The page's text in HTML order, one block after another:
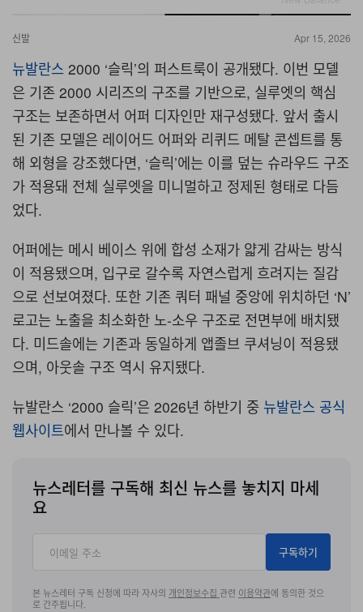
신발 Apr 15, 2026
뉴발란스 2000 ‘슬릭’의 퍼스트룩이 공개됐다. 이번 모델
은 기존 2000 시리즈의 구조를 기반으로, 실루엣의 핵심
구조는 보존하면서 어퍼 디자인만 재구성됐다. 앞서 출시
된 기존 모델은 레이어드 어퍼와 리퀴드 메탈 콘셉트를 통
해 외형을 강조했다면, ‘슬릭’에는 이를 덮는 슈라우드 구조
가 적용돼 전체 실루엣을 미니멀하고 정제된 형태로 다듬
었다.
어퍼에는 메시 베이스 위에 합성 소재가 얇게 감싸는 방식
이 적용됐으며, 입구로 갈수록 자연스럽게 흐려지는 질감
으로 선보여졌다. 또한 기존 쿼터 패널 중앙에 위치하던 ‘N’
로고는 노출을 최소화한 노-소우 구조로 전면부에 배치됐
다. 미드솔에는 기존과 동일하게 앱졸브 쿠셔닝이 적용됐
으며, 아웃솔 구조 역시 유지됐다.
뉴발란스 ‘2000 슬릭’은 2026년 하반기 중 뉴발란스 공식
웹사이트에서 만나볼 수 있다.
뉴스레터를 구독해 최신 뉴스를 놓치지 마세
요
구독하기
본 뉴스레터 구독 신청에 따라 자사의 개인정보수집 관련 이용약관에 동의한 것으
로 간주됩니다.